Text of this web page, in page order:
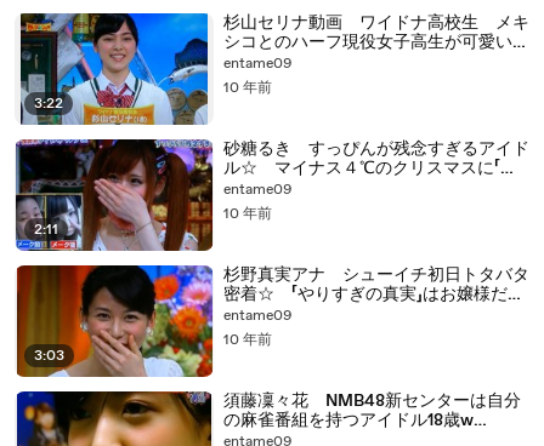
3:22
杉山セリナ動画 ワイドナ高校生 メキ
シコとのハーフ現役女子高生が可愛いと
話題にww （serina sugiyama Japanese
fashion model）
entame09
10 年前
2:11
砂糖るき すっぴんが残念すぎるアイド
ル☆ マイナス４℃のクリスマスに「ふ
んどしダンス」がネットで話題にｗｗ
entame09
10 年前
3:03
杉野真実アナ シューイチ初日トタバタ
密着☆ 「やりすぎの真実」はお嬢様だけ
ど天然だったw （Female announcer
mami sugino）
entame09
10 年前
須藤凜々花 NMB48新センターは自分
の麻雀番組を持つアイドル18歳w
（ririka sutou Japanese idol）